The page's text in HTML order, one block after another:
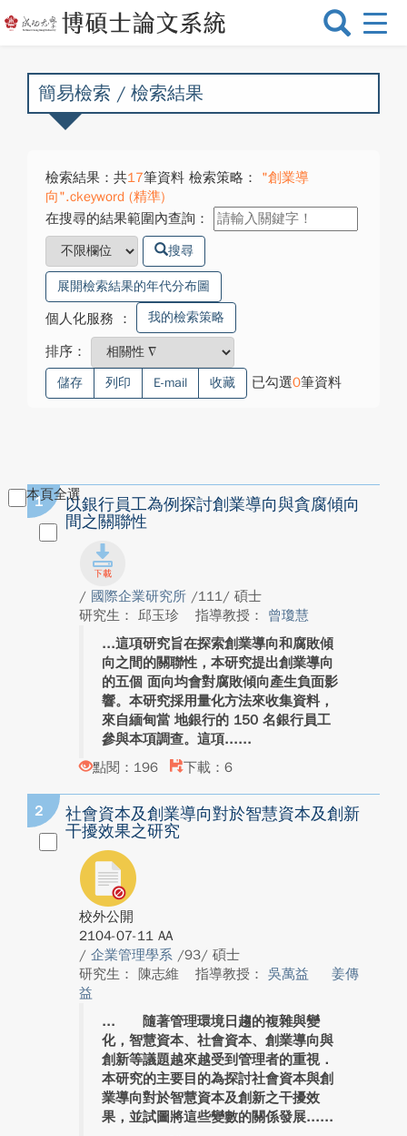
選
換
簡易檢索 / 檢索結果
檢索結果：共17筆資料 檢索策略：
"創業導
向".ckeyword (精準)
在搜尋的結果範圍內查詢：
搜尋
展開檢索結果的年代分布圖
個人化服務 ： 我的檢索策略
排序：
儲存 列印 E-mail 收藏 已勾選0筆資料
本頁全選
1
以銀行員工為例探討創業導向與貪腐傾向
間之關聯性
/ 國際企業研究所 /111/ 碩士
研究生： 邱玉珍
指導教授： 曾瓊慧
這項研究旨在探索創業導向和腐敗傾
向之間的關聯性，本研究提出創業導向
的五個 面向均會對腐敗傾向產生負面影
響。本研究採用量化方法來收集資料，
來自緬甸當 地銀行的 150 名銀行員工
參與本項調查。這項...
點閱：196
下載：6
2
社會資本及創業導向對於智慧資本及創新
干擾效果之研究
校外公開
2104-07-11 AA
/ 企業管理學系 /93/ 碩士
研究生： 陳志維
指導教授： 吳萬益
姜傳
益
隨著管理環境日趨的複雜與變
化，智慧資本、社會資本、創業導向與
創新等議題越來越受到管理者的重視．
本研究的主要目的為探討社會資本與創
業導向對於智慧資本及創新之干擾效
果，並試圖將這些變數的關係發展...